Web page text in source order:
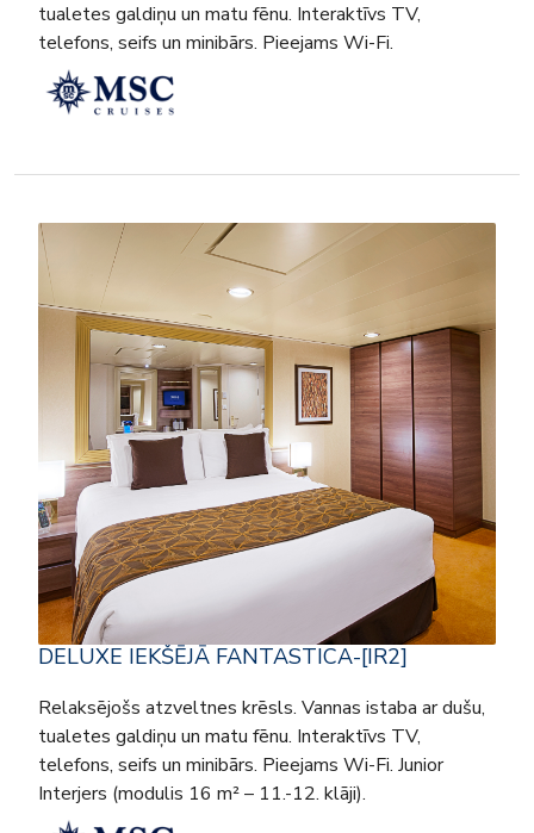
tualetes galdiņu un matu fēnu. Interaktīvs TV,
telefons, seifs un minibārs. Pieejams Wi-Fi.
DELUXE IEKŠĒJĀ FANTASTICA-[IR2]
Relaksējošs atzveltnes krēsls. Vannas istaba ar dušu,
tualetes galdiņu un matu fēnu. Interaktīvs TV,
telefons, seifs un minibārs. Pieejams Wi-Fi. Junior
Interjers (modulis 16 m² – 11.-12. klāji).